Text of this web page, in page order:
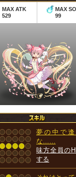
MAX ATK
529
MAX
99
夢の中で
な……
味方全員の
する